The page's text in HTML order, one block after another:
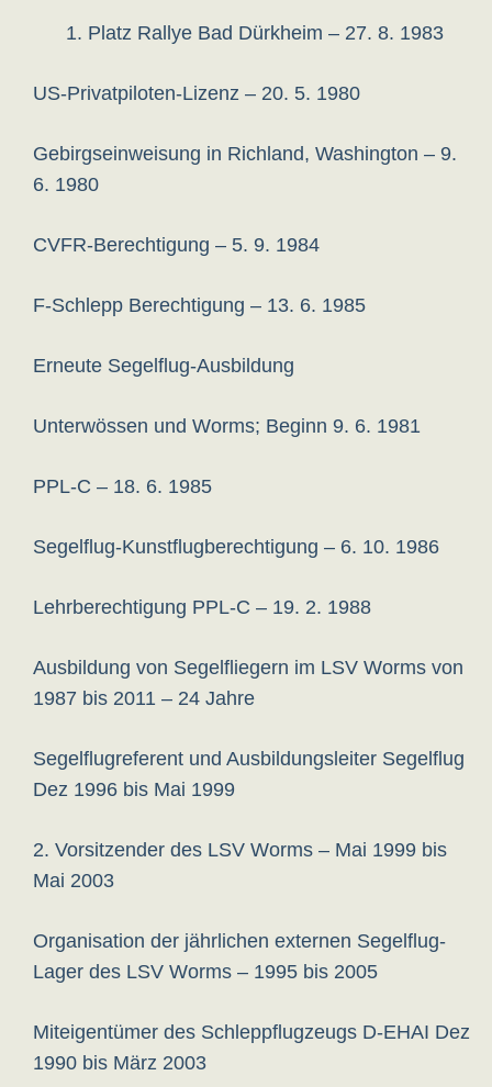
1. Platz Rallye Bad Dürkheim – 27. 8. 1983
US-Privatpiloten-Lizenz – 20. 5. 1980
Gebirgseinweisung in Richland, Washington – 9.
6. 1980
CVFR-Berechtigung – 5. 9. 1984
F-Schlepp Berechtigung – 13. 6. 1985
Erneute Segelflug-Ausbildung
Unterwössen und Worms; Beginn 9. 6. 1981
PPL-C – 18. 6. 1985
Segelflug-Kunstflugberechtigung – 6. 10. 1986
Lehrberechtigung PPL-C – 19. 2. 1988
Ausbildung von Segelfliegern im LSV Worms von
1987 bis 2011 – 24 Jahre
Segelflugreferent und Ausbildungsleiter Segelflug
Dez 1996 bis Mai 1999
2. Vorsitzender des LSV Worms – Mai 1999 bis
Mai 2003
Organisation der jährlichen externen Segelflug-
Lager des LSV Worms – 1995 bis 2005
Miteigentümer des Schleppflugzeugs D-EHAI Dez
1990 bis März 2003